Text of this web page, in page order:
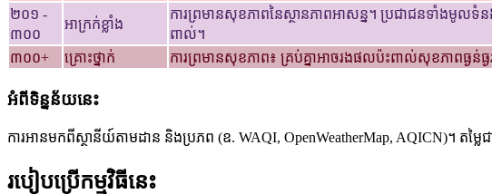
២០១ -
៣០០
អាក្រក់ខ្លាំង
ការព្រមានសុខភាពនៃស្ថានភាពអាសន្ន។ ប្រជាជនទាំងមូលទំ
ពាល់។
៣០០+
គ្រោះថ្នាក់ ការព្រមានសុខភាព៖ គ្រប់គ្នាអាចរងផលប៉ះពាល់សុខភាពធ្ងន់ធ្ង
អំពីទិន្នន័យនេះ
ការអានមកពីស្ថានីយ៍តាមដាន និងប្រភព (ឧ. WAQI, OpenWeatherMap, AQICN)។
របៀបប្រើកម្មវិធីនេះ